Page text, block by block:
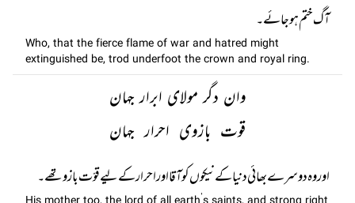
آگ ختم ہو جائے۔
Who, that the fierce flame of war and hatred might
extinguished be, trod underfoot the crown and royal ring.
وان دگر مولای ابرار جہان
قوت بازوی احرار جہان
اور وہ دوسرے بھائی دنیا کے نیکوں کو آقا اور احرار کے لیے قوّت بازو تھے۔